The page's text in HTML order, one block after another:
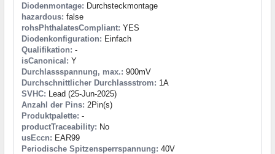
Diodenmontage: Durchsteckmontage
hazardous: false
rohsPhthalatesCompliant: YES
Diodenkonfiguration: Einfach
Qualifikation: -
isCanonical: Y
Durchlassspannung, max.: 900mV
Durchschnittlicher Durchlassstrom: 1A
SVHC: Lead (25-Jun-2025)
Anzahl der Pins: 2Pin(s)
Produktpalette: -
productTraceability: No
usEccn: EAR99
Periodische Spitzensperrspannung: 40V